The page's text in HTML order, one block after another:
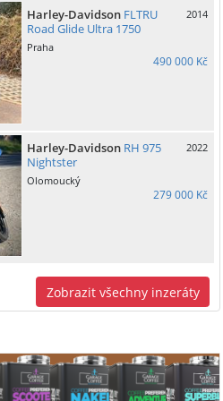
Harley-Davidson FLTRU
Road Glide Ultra 1750
2014
Praha
490 000 Kč
Harley-Davidson RH 975
Nightster
2022
Olomoucký
279 000 Kč
Zobrazit všechny inzeráty